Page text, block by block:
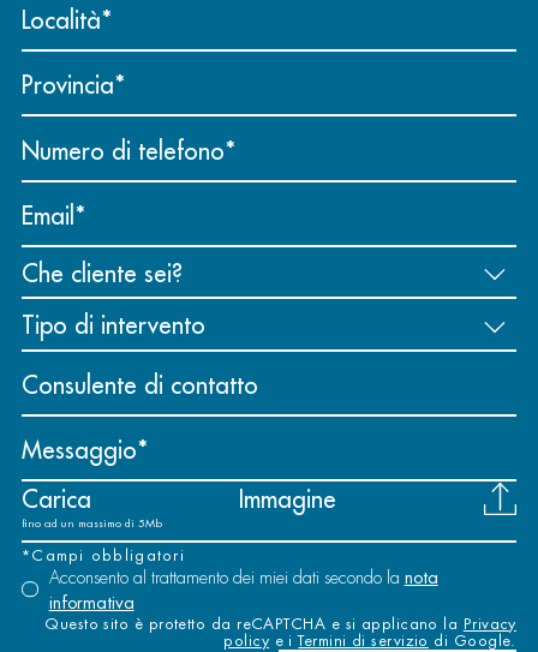
Località
Provincia
Numero di telefono
Email
Consulente di contatto
Messaggio
Carica
Immagine
fino ad un massimo di 5Mb
*Campi obbligatori
Acconsento al trattamento dei miei dati secondo la nota
informativa
Questo sito è protetto da reCAPTCHA e si applicano la Privacy
policye iTermini di servizio di Google.